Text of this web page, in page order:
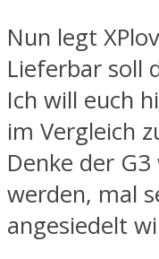
Nun legt
Lieferbar soll
Ich will euch
im Vergleich
Denke der
werden, mal
angesiedelt